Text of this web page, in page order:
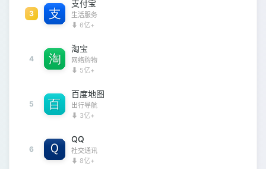
3
支付宝
生活服务
⬇ 6亿+
4
淘宝
网络购物
⬇ 5亿+
5
百度地图
出行导航
⬇ 3亿+
6
QQ
社交通讯
⬇ 8亿+